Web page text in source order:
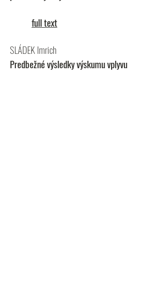
full text
SLÁDEK Imrich
Predbežné výsledky výskumu vplyvu